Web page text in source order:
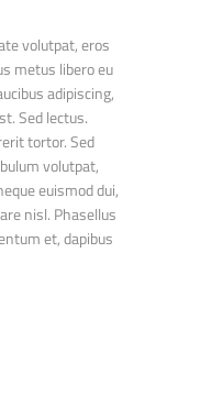
volutpat, eros
metus libero eu
adipiscing,
Sed lectus.
tortor. Sed
volutpat,
euismod dui,
nisl. Phasellus
et, dapibus